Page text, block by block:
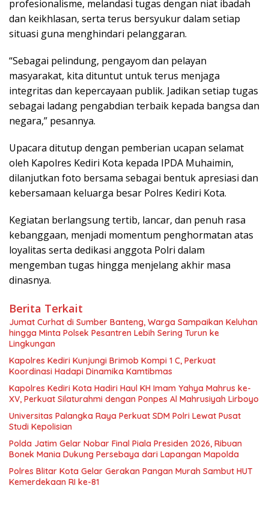
profesionalisme, melandasi tugas dengan niat ibadah
dan keikhlasan, serta terus bersyukur dalam setiap
situasi guna menghindari pelanggaran.
“Sebagai pelindung, pengayom dan pelayan
masyarakat, kita dituntut untuk terus menjaga
integritas dan kepercayaan publik. Jadikan setiap tugas
sebagai ladang pengabdian terbaik kepada bangsa dan
negara,” pesannya.
Upacara ditutup dengan pemberian ucapan selamat
oleh Kapolres Kediri Kota kepada IPDA Muhaimin,
dilanjutkan foto bersama sebagai bentuk apresiasi dan
kebersamaan keluarga besar Polres Kediri Kota.
Kegiatan berlangsung tertib, lancar, dan penuh rasa
kebanggaan, menjadi momentum penghormatan atas
loyalitas serta dedikasi anggota Polri dalam
mengemban tugas hingga menjelang akhir masa
dinasnya.
Berita Terkait
Jumat Curhat di Sumber Banteng, Warga Sampaikan Keluhan
hingga Minta Polsek Pesantren Lebih Sering Turun ke
Lingkungan
Kapolres Kediri Kunjungi Brimob Kompi 1 C, Perkuat
Koordinasi Hadapi Dinamika Kamtibmas
Kapolres Kediri Kota Hadiri Haul KH Imam Yahya Mahrus ke-
XV, Perkuat Silaturahmi dengan Ponpes Al Mahrusiyah Lirboyo
Universitas Palangka Raya Perkuat SDM Polri Lewat Pusat
Studi Kepolisian
Polda Jatim Gelar Nobar Final Piala Presiden 2026, Ribuan
Bonek Mania Dukung Persebaya dari Lapangan Mapolda
Polres Blitar Kota Gelar Gerakan Pangan Murah Sambut HUT
Kemerdekaan RI ke-81